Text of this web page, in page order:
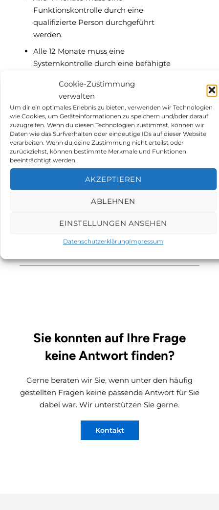
Cookie-Zustimmung
verwalten
Um dir ein optimales Erlebnis zu bieten, verwenden wir Technologien
wie Cookies, um Geräteinformationen zu speichern und/oder darauf
zuzugreifen. Wenn du diesen Technologien zustimmst, können wir
Daten wie das Surfverhalten oder eindeutige IDs auf dieser Website
verarbeiten. Wenn du deine Zustimmung nicht erteilst oder
zurückziehst, können bestimmte Merkmale und Funktionen
beeinträchtigt werden.
AKZEPTIEREN
ABLEHNEN
EINSTELLUNGEN ANSEHEN
DatenschutzerklärungImpressum
Funktionskontrolle durch eine
qualifizierte Person durchgeführt
werden.
Alle 12 Monate muss eine
Systemkontrolle durch eine befähigte
Alle 3 Jahre muss eine Kontrolle der
Aufzeichnungen durch eine befähigte
Person durchgeführt werden.
Welche Zertifizierungen gibt es?
Welche Zubehörteile gibt es?
Wann wird ein tragbares Gaswarngerät
Sie konnten auf Ihre Frage
keine Antwort finden?
Gerne beraten wir Sie, wenn unter den häufig
gestellten Fragen keine passende Antwort für Sie
dabei war. Wir unterstützen Sie gerne.
Kontakt